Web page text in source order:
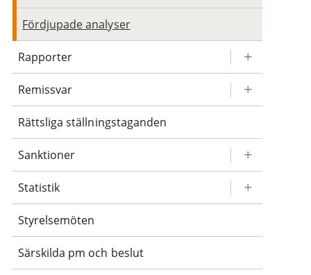
Fördjupade analyser
Rapporter
Remissvar
Rättsliga ställningstaganden
Sanktioner
Statistik
Styrelsemöten
Särskilda pm och beslut